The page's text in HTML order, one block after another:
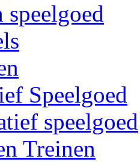
speelgoed
Speelgoed
speelgoed
Treinen